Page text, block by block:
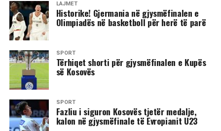
LAJMET
Historike! Gjermania në gjysmëfinalen e
Olimpiadës në basketboll për herë të parë
SPORT
Tërhiqet shorti për gjysmëfinalen e Kupës
së Kosovës
SPORT
Fazliu i siguron Kosovës tjetër medalje,
kalon në gjysmëfinale të Evropianit U23